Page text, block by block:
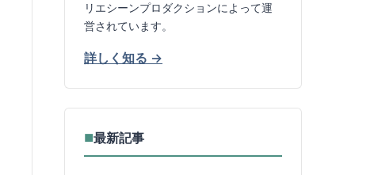
リエシーンプロダクションによって運
営されています。
詳しく知る →
■最新記事